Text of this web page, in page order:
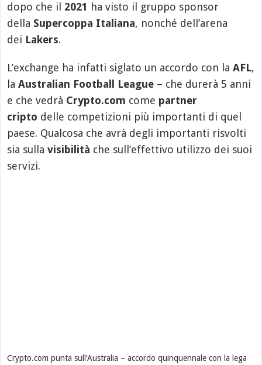
dopo che il 2021 ha visto il gruppo sponsor
della Supercoppa Italiana, nonché dell’arena
dei Lakers.
L’exchange ha infatti siglato un accordo con laAFL,
laAustralian Football League – che durerà 5 anni
e che vedrà Crypto.com come partner
cripto delle competizioni più importanti di quel
paese. Qualcosa che avrà degli importanti risvolti
sia sullavisibilità che sull’effettivo utilizzo dei suoi
servizi.
Crypto.com punta sull’Australia – accordo quinquennale con la lega